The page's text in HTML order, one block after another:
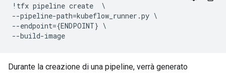
! tfx pipeline create
--pipeline-path=kubeflow_runner .py
--endpoint={ENDPOINT}
--build-image
Durante la creazione di una pipeline, verrà generato